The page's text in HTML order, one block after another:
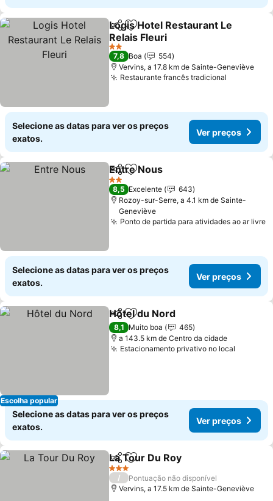
PartilharAdicionar aos favoritos
Logis Hotel Restaurant Le
Relais Fleuri
Ver preços
2 Estrelas
7,8 Boa
554
Vervins, a 17.8 km de Sainte-Geneviève
Restaurante francês tradicional
Selecione as datas para ver os preços
exatos.
Ver preços
PartilharAdicionar aos favoritos
Entre Nous
2 Estrelas
8,5 Excelente
643
Rozoy-sur-Serre, a 4.1 km de Sainte-
Geneviève
Ponto de partida para atividades ao ar livre
Selecione as datas para ver os preços
exatos.
Ver preços
Escolha popular
PartilharAdicionar aos favoritos
Hôtel du Nord
8,1 Muito boa
465
a 143.5 km de Centro da cidade
Estacionamento privativo no local
Selecione as datas para ver os preços
exatos.
Ver preços
PartilharAdicionar aos favoritos
La Tour Du Roy
3 Estrelas
/
Pontuação não disponível
Vervins, a 17.5 km de Sainte-Geneviève